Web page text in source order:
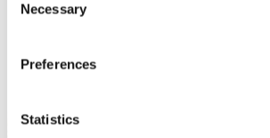
Selection
Necessary
Preferences
Statistics
NYHETSBREV